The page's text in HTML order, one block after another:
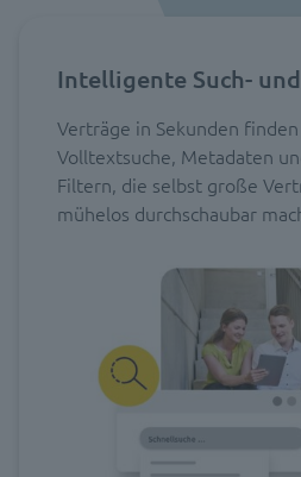
Intelligente Such-
Verträge in Sekunden finden
Volltextsuche, Metadaten
Filtern, die selbst große
mühelos durchschaubar